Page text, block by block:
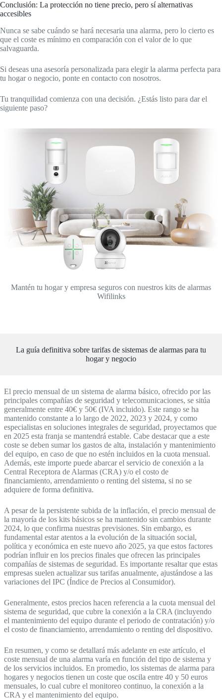
Conclusión: La protección no tiene precio, pero sí alternativas
accesibles
Nunca se sabe cuándo se hará necesaria una alarma, pero lo cierto es
que el coste es mínimo en comparación con el valor de lo que
salvaguarda.
Si deseas una asesoría personalizada para elegir la alarma perfecta para
tu hogar o negocio, ponte en contacto con nosotros.
Tu tranquilidad comienza con una decisión. ¿Estás listo para dar el
siguiente paso?
Mantén tu hogar y empresa seguros con nuestros kits de alarmas
Wifilinks
La guía definitiva sobre tarifas de sistemas de alarmas para tu
hogar y negocio
El precio mensual de un sistema de alarma básico, ofrecido por las
principales compañías de seguridad y telecomunicaciones, se sitúa
generalmente entre 40€ y 50€ (IVA incluido). Este rango se ha
mantenido constante a lo largo de 2022, 2023 y 2024, y como
especialistas en soluciones integrales de seguridad, proyectamos que
en 2025 esta franja se mantendrá estable. Cabe destacar que a este
coste se deben sumar los gastos de alta, instalación y mantenimiento
del equipo, en caso de que no estén incluidos en la cuota mensual.
Además, este importe puede abarcar el servicio de conexión a la
Central Receptora de Alarmas (CRA) y/o el costo de
financiamiento, arrendamiento o renting del sistema, si no se
adquiere de forma definitiva.
A pesar de la persistente subida de la inflación, el precio mensual de
la mayoría de los kits básicos se ha mantenido sin cambios durante
2024, lo que confirma nuestras previsiones. Sin embargo, es
fundamental estar atentos a la evolución de la situación social,
política y económica en este nuevo año 2025, ya que estos factores
podrían influir en los precios finales que ofrecen las principales
compañías de sistemas de seguridad. Es importante resaltar que estas
empresas suelen actualizar sus tarifas anualmente, ajustándose a las
variaciones del IPC (Índice de Precios al Consumidor).
Generalmente, estos precios hacen referencia a la cuota mensual del
sistema de seguridad, que cubre la conexión a la CRA (incluyendo
el mantenimiento del equipo durante el periodo de contratación) y/o
el costo de financiamiento, arrendamiento o renting del dispositivo.
En resumen, y como se detallará más adelante en este artículo, el
coste mensual de una alarma varía en función del tipo de sistema y
de los servicios incluidos. En promedio, los sistemas de alarma para
hogares y negocios tienen un coste que oscila entre 40 y 50 euros
mensuales, lo cual cubre el monitoreo continuo, la conexión a la
CRA y el mantenimiento del equipo.